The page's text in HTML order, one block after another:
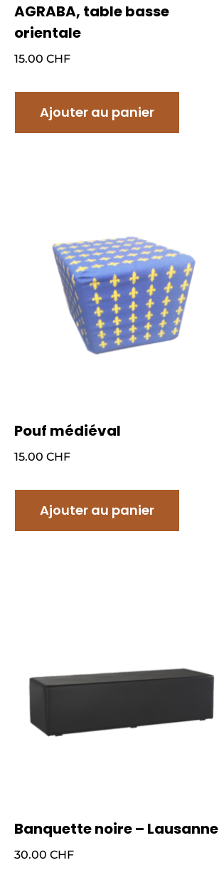
AGRABA, table basse
orientale
15.00 CHF
Ajouter au panier
Pouf médiéval
15.00 CHF
Ajouter au panier
Banquette noire – Lausanne
30.00 CHF